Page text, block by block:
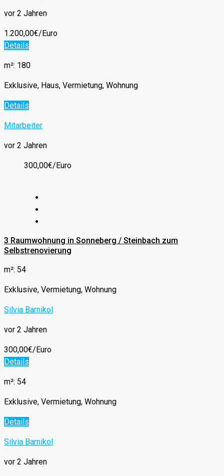
vor 2 Jahren
1.200,00€/Euro
Details
m²: 180
Exklusive, Haus, Vermietung, Wohnung
Details
Mitarbeiter
vor 2 Jahren
300,00€/Euro
3 Raumwohnung in Sonneberg / Steinbach zum
Selbstrenovierung
m²: 54
Exklusive, Vermietung, Wohnung
Silvia Barnikol
vor 2 Jahren
300,00€/Euro
Details
m²: 54
Exklusive, Vermietung, Wohnung
Details
Silvia Barnikol
vor 2 Jahren